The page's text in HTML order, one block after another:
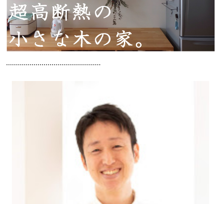
................................................